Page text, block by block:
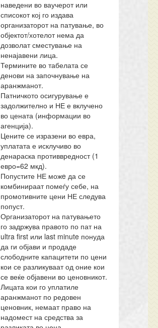
наведени во ваучерот или
списокот кој го издава
организаторот на патување, во
објектот/хотелот нема да
дозволат сместување на
ненајавени лица.
Термините во табелата се
денови на започнување на
аранжманот.
Патничкото осигурување е
задолжително и НЕ е вклучено
во цената (информации во
агенција).
Цените се изразени во евра,
уплатата е исклучиво во
денараска противвредност (1
евро=62 мкд).
Попустите НЕ можe да се
комбинираат помеѓу себе, на
промотивните цени НЕ следува
попуст.
Организаторот на патувањето
го задржува правото по пат на
ultra first или last minute понуда
да ги објави и продаде
слободните капацитети по цени
кои се разликуваат од оние кои
се веќе објавени во ценовникот.
Лицата кои го уплатиле
аранжманот по редовен
ценовник, немаат право на
надомест на средства за